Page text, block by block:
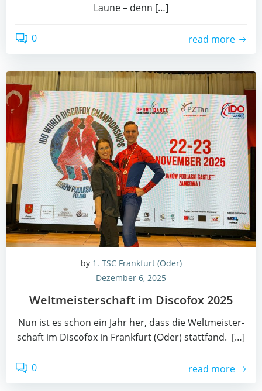
Lau­ne – denn […]
0 read more
by 1. TSC Frankfurt (Oder)
Dezember 6, 2025
Welt­meis­ter­schaft im Dis­co­fox 2025
Nun ist es schon ein Jahr her, dass die Welt­meis­ter­
schaft im Dis­co­fox in Frank­furt (Oder) stattfand. […]
0 read more